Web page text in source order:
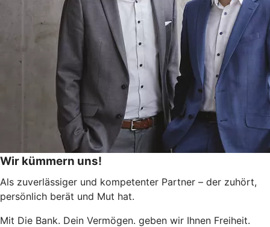
Wir kümmern uns!
Als zuverlässiger und kompetenter Partner – der zuhört,
persönlich berät und Mut hat.
Mit Die Bank. Dein Vermögen. geben wir Ihnen Freiheit.